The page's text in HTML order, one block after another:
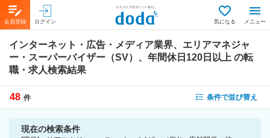
会員登録 ログイン 気になる メニュー
インターネット・広告・メディア業界、エリアマネジャ
ー・スーパーバイザー（SV）、年間休日120日以上 の転
職・求人検索結果
48 件 条件で並び替え
現在の検索条件